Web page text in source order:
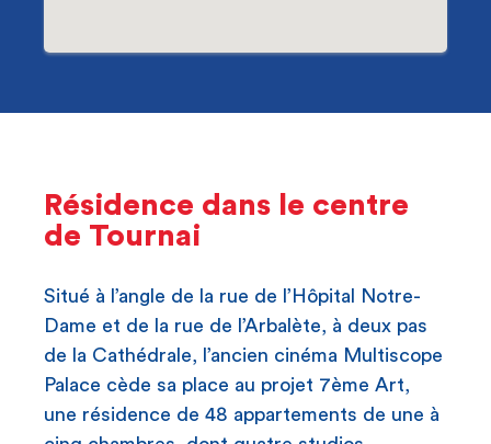
Résidence dans le centre
de Tournai
Situé à l’angle de la rue de l’Hôpital Notre-
Dame et de la rue de l’Arbalète, à deux pas
de la Cathédrale, l’ancien cinéma Multiscope
Palace cède sa place au projet 7ème Art,
une résidence de 48 appartements de une à